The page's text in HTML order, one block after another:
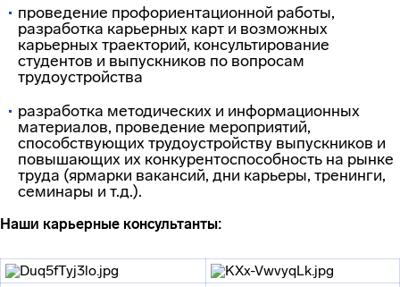
проведение профориентационной работы,
разработка карьерных карт и возможных
карьерных траекторий, консультирование
студентов и выпускников по вопросам
трудоустройства
разработка методических и информационных
материалов, проведение мероприятий,
способствующих трудоустройству выпускников и
повышающих их конкурентоспособность на рынке
труда (ярмарки вакансий, дни карьеры, тренинги,
семинары и т.д.).
Наши карьерные консультанты: